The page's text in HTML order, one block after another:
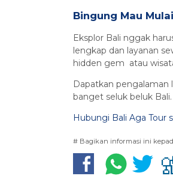
Bingung Mau
Eksplor Bali nggak
lengkap dan layanan
hidden gem atau
Dapatkan
banget seluk beluk
Hubungi Bali Aga Tour
# Bagikan informasi ini